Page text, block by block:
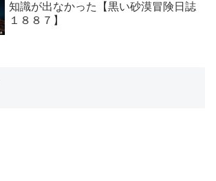
知識が出なかった【黒い砂漠冒険日誌
１８８７】